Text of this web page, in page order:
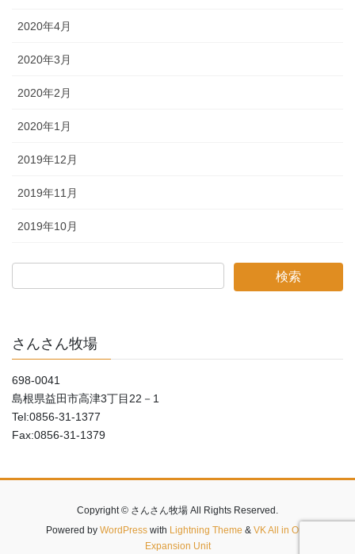
2020年4月
2020年3月
2020年2月
2020年1月
2019年12月
2019年11月
2019年10月
さんさん牧場
698-0041
島根県益田市高津3丁目22－1
Tel:0856-31-1377
Fax:0856-31-1379
Copyright © さんさん牧場 All Rights Reserved.
Powered by WordPresswith Lightning Theme & VK All in One
Expansion Unit